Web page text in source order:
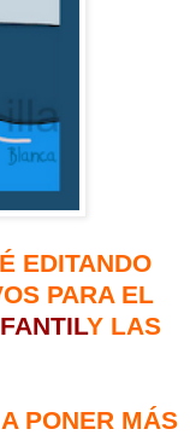
EDITANDO
PARA EL
Y LAS
PONER MÁS